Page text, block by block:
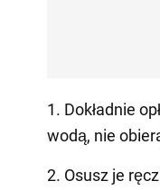
1. Dokładnie
wodą, nie
2. Osusz je